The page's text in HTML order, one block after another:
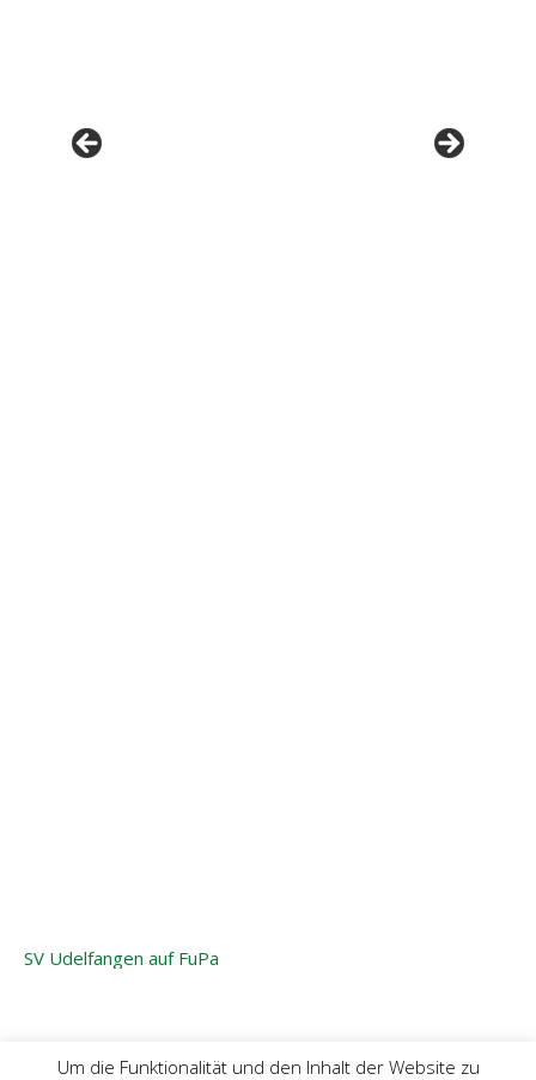
SV Udelfangen auf FuPa
Um die Funktionalität und den Inhalt der Website zu